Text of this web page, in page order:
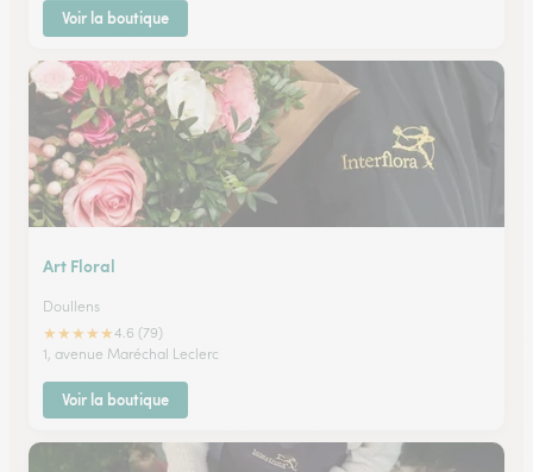
Voir la boutique
Art Floral
Doullens
★★★★★4.6 (79)
1, avenue Maréchal Leclerc
Voir la boutique